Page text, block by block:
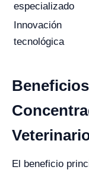
especializado
Innovación
tecnológica
El beneficio